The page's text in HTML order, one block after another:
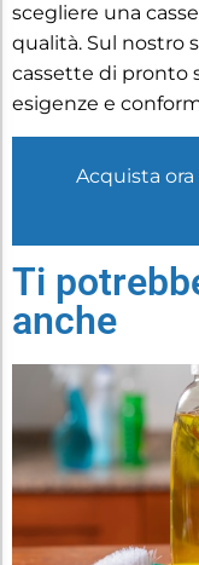
scegliere una
qualità. Sul nostro
cassette di pronto
esigenze e
Acquista
Ti
anche